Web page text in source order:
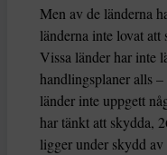
Men av de länderna
länderna inte lovat att
Vissa länder har inte
handlingsplaner alls
länder inte uppgett
har tänkt att skydda,
ligger under skydd